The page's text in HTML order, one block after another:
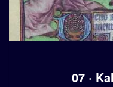
07 ·